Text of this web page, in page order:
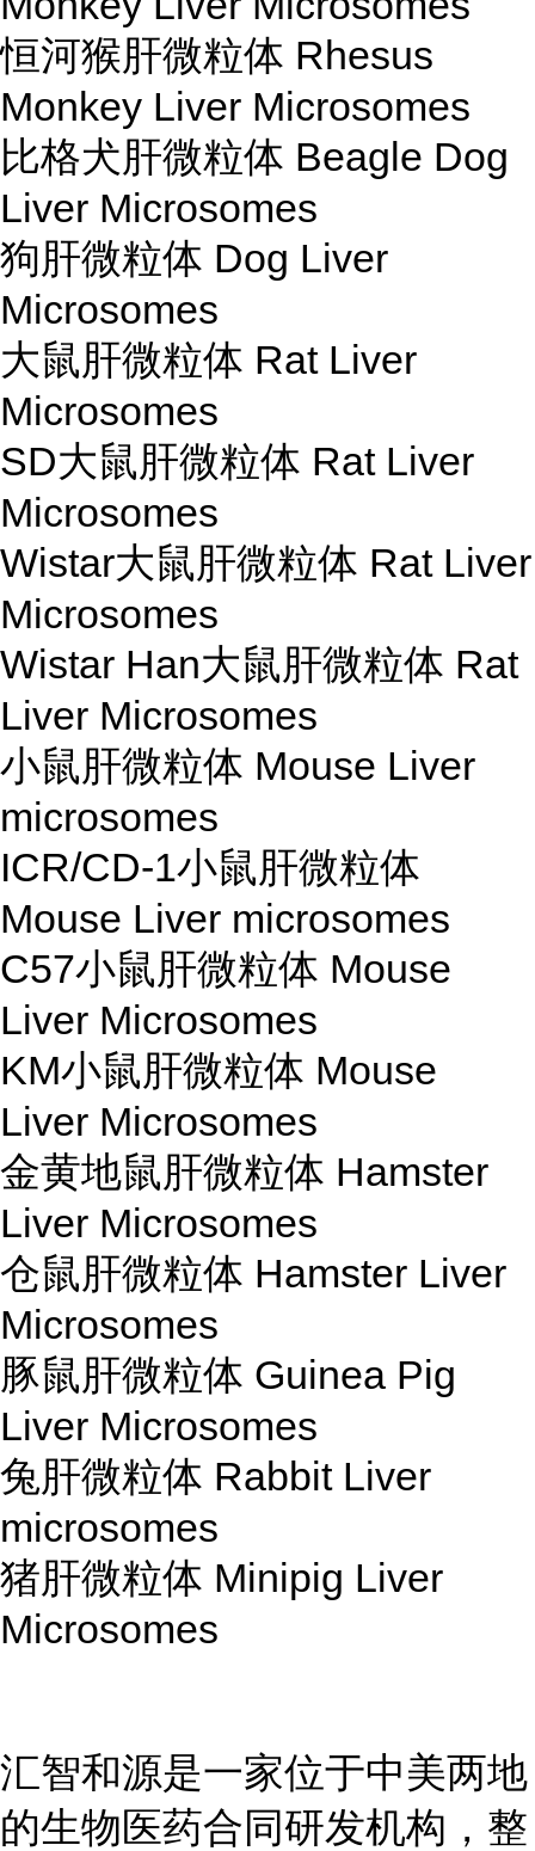
恒河猴肝微粒体 Rhesus
Monkey Liver Microsomes
比格犬肝微粒体 Beagle Dog
Liver Microsomes
狗肝微粒体 Dog Liver
Microsomes
大鼠肝微粒体 Rat Liver
Microsomes
SD大鼠肝微粒体 Rat Liver
Microsomes
Wistar大鼠肝微粒体 Rat Liver
Microsomes
Wistar Han大鼠肝微粒体 Rat
Liver Microsomes
小鼠肝微粒体 Mouse Liver
microsomes
ICR/CD-1小鼠肝微粒体
Mouse Liver microsomes
C57小鼠肝微粒体 Mouse
Liver Microsomes
KM小鼠肝微粒体 Mouse
Liver Microsomes
金黄地鼠肝微粒体 Hamster
Liver Microsomes
仓鼠肝微粒体 Hamster Liver
Microsomes
豚鼠肝微粒体 Guinea Pig
Liver Microsomes
兔肝微粒体 Rabbit Liver
microsomes
猪肝微粒体 Minipig Liver
Microsomes
汇智和源是一家位于中美两地
的生物医药合同研发机构，整